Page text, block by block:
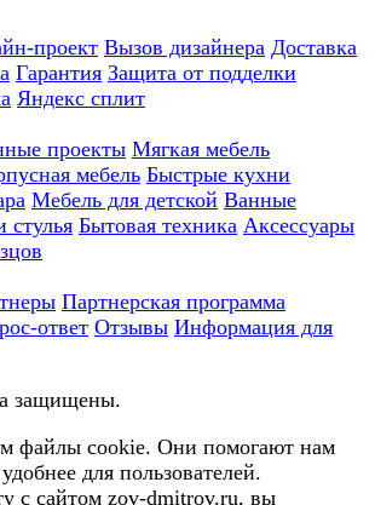
проект Вызов дизайнера Доставка
Гарантия Защита от подделки
Яндекс сплит
проекты Мягкая мебель
мебель Быстрые кухни
Мебель для детской Ванные
стулья Бытовая техника Аксессуары
Партнерская программа
ответ Отзывы Информация для
защищены.
файлы cookie. Они помогают нам
для пользователей.
с сайтом zov-dmitrov.ru, вы